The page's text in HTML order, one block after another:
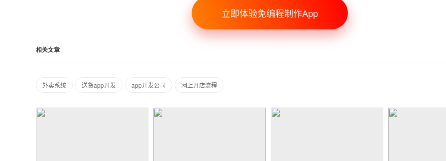
立即体验免编程制作App
相关文章
外卖系统 送货app开发 app开发公司 网上开店流程